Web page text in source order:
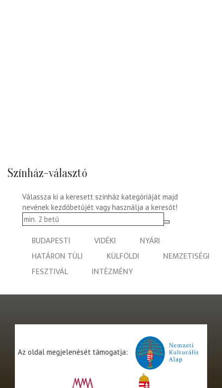
Színház-választó
Válassza ki a keresett színház kategóriáját majd
nevének kezdőbetűjét vagy használja a keresőt!
BUDAPESTI VIDÉKI
NYÁRI
HATÁRON TÚLI
KÜLFÖLDI
NEMZETISÉGI
FESZTIVÁL
INTÉZMÉNY
Az oldal megjelenését támogatja: